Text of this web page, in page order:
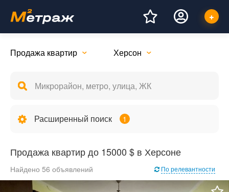
Продажа квартир Херсон
Расширенный поиск 1
Продажа квартир до 15000 $ в Херсоне
Найдено 56 объявлений По релевантности